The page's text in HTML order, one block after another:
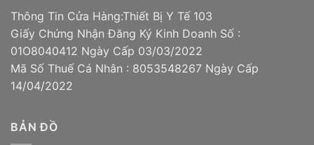
Thông Tin Cửa Hàng:Thiết Bị Y Tế 103
Giấy Chứng Nhận Đăng Ký Kinh Doanh Số :
01O8040412 Ngày Cấp 03/03/2022
Mã Số Thuế Cá Nhân : 8053548267 Ngày Cấp
14/04/2022
BẢN ĐỒ